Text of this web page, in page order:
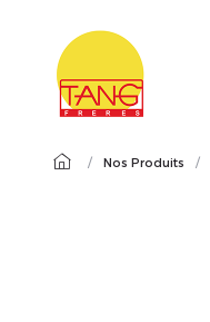
/ Nos Produits /